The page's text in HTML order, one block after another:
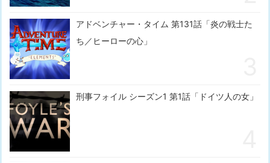
アドベンチャー・タイム 第131話「炎の戦士た
ち／ヒーローの心」
刑事フォイル シーズン1 第1話「ドイツ人の女」